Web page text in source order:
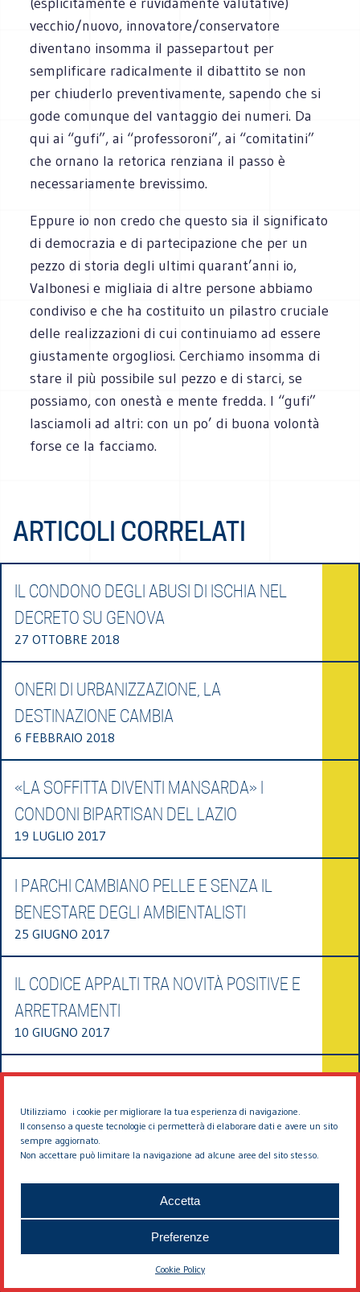
Utilizziamo i cookie per migliorare la tua esperienza di navigazione.
Il consenso a queste tecnologie ci permetterà di elaborare dati e avere un sito
sempre aggiornato.
Non accettare può limitare la navigazione ad alcune aree del sito stesso.
Accetta
Preferenze
Cookie Policy
vecchio/nuovo, innovatore/conservatore
diventano insomma il passepartout per
semplificare radicalmente il dibattito se non
per chiuderlo preventivamente, sapendo che si
gode comunque del vantaggio dei numeri. Da
qui ai “gufi”, ai “professoroni”, ai “comitatini”
che ornano la retorica renziana il passo è
necessariamente brevissimo.
Eppure io non credo che questo sia il significato
di democrazia e di partecipazione che per un
pezzo di storia degli ultimi quarant’anni io,
Valbonesi e migliaia di altre persone abbiamo
condiviso e che ha costituito un pilastro cruciale
delle realizzazioni di cui continuiamo ad essere
giustamente orgogliosi. Cerchiamo insomma di
stare il più possibile sul pezzo e di starci, se
possiamo, con onestà e mente fredda. I “gufi”
lasciamoli ad altri: con un po’ di buona volontà
forse ce la facciamo.
ARTICOLI CORRELATI
IL CONDONO DEGLI ABUSI DI ISCHIA NEL
DECRETO SU GENOVA
27 OTTOBRE 2018
ONERI DI URBANIZZAZIONE, LA
DESTINAZIONE CAMBIA
6 FEBBRAIO 2018
«LA SOFFITTA DIVENTI MANSARDA» I
CONDONI BIPARTISAN DEL LAZIO
19 LUGLIO 2017
I PARCHI CAMBIANO PELLE E SENZA IL
BENESTARE DEGLI AMBIENTALISTI
25 GIUGNO 2017
IL CODICE APPALTI TRA NOVITÀ POSITIVE E
ARRETRAMENTI
10 GIUGNO 2017
NULLA OSTA PAESAGGISTICI SVINCOLATI
DAI TITOLI EDILIZI
1 MAGGIO 2017